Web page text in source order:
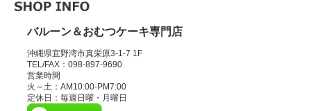
バルーン＆おむつケーキ専門店
沖縄県宜野湾市真栄原3-1-7 1F
TEL/FAX：098-897-9690
営業時間
火～土：AM10:00-PM7:00
定休日：毎週日曜・月曜日